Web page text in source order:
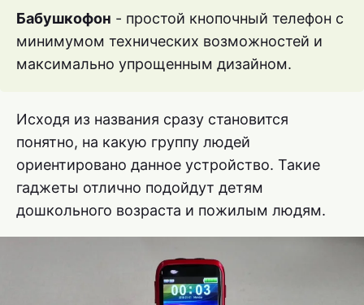
Бабушкофон - простой кнопочный телефон с
минимумом технических возможностей и
максимально упрощенным дизайном.
Исходя из названия сразу становится
понятно, на какую группу людей
ориентировано данное устройство. Такие
гаджеты отлично подойдут детям
дошкольного возраста и пожилым людям.